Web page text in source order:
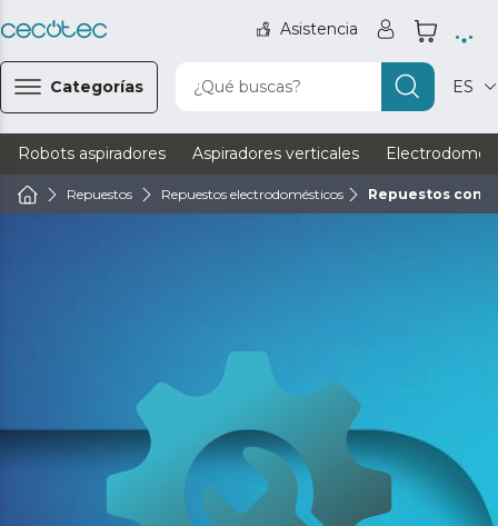
Asistencia
Categorías ¿Qué buscas? ES
Robots aspiradores Aspiradores verticales
Repuestos Repuestos electrodomésticos Repuestos